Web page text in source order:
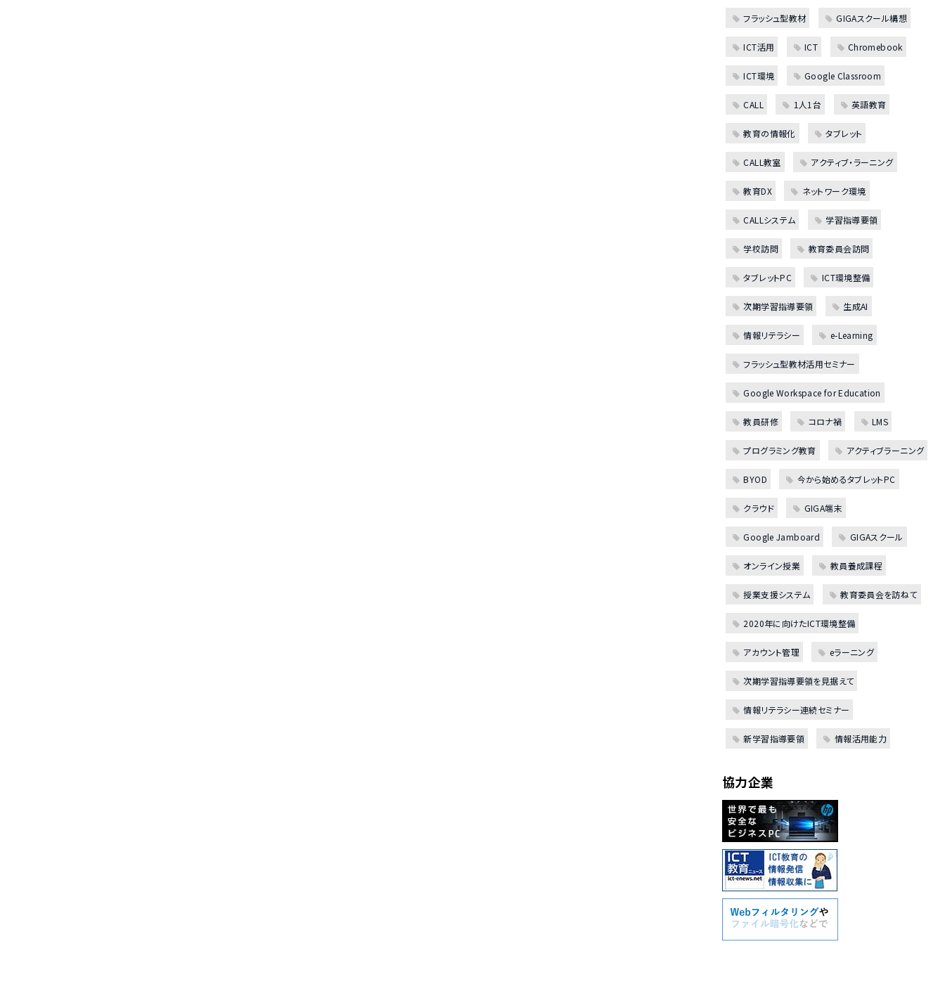
フラッシュ型教材 GIGAスクール構想
ICT活用 ICT Chromebook
ICT環境 Google Classroom
CALL 1人1台 英語教育
教育の情報化 タブレット
CALL教室 アクティブ・ラーニング
教育DX ネットワーク環境
CALLシステム 学習指導要領
学校訪問 教育委員会訪問
タブレットPC ICT環境整備
次期学習指導要領 生成AI
情報リテラシー e-Learning
フラッシュ型教材活用セミナー
Google Workspace for Education
教員研修 コロナ禍 LMS
プログラミング教育 アクティブラーニング
BYOD 今から始めるタブレットPC
クラウド GIGA端末
Google Jamboard GIGAスクール
オンライン授業 教員養成課程
授業支援システム 教育委員会を訪ねて
2020年に向けたICT環境整備
アカウント管理 eラーニング
次期学習指導要領を見据えて
情報リテラシー連続セミナー
新学習指導要領 情報活用能力
協力企業